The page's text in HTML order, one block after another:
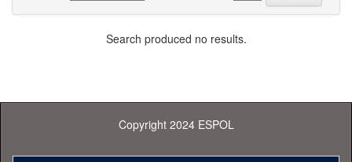
Search produced no results.
Copyright 2024 ESPOL